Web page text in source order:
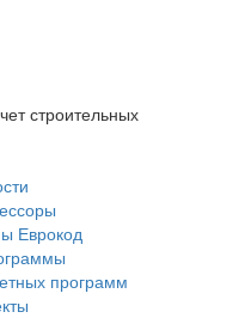
строительных
Еврокод
программ